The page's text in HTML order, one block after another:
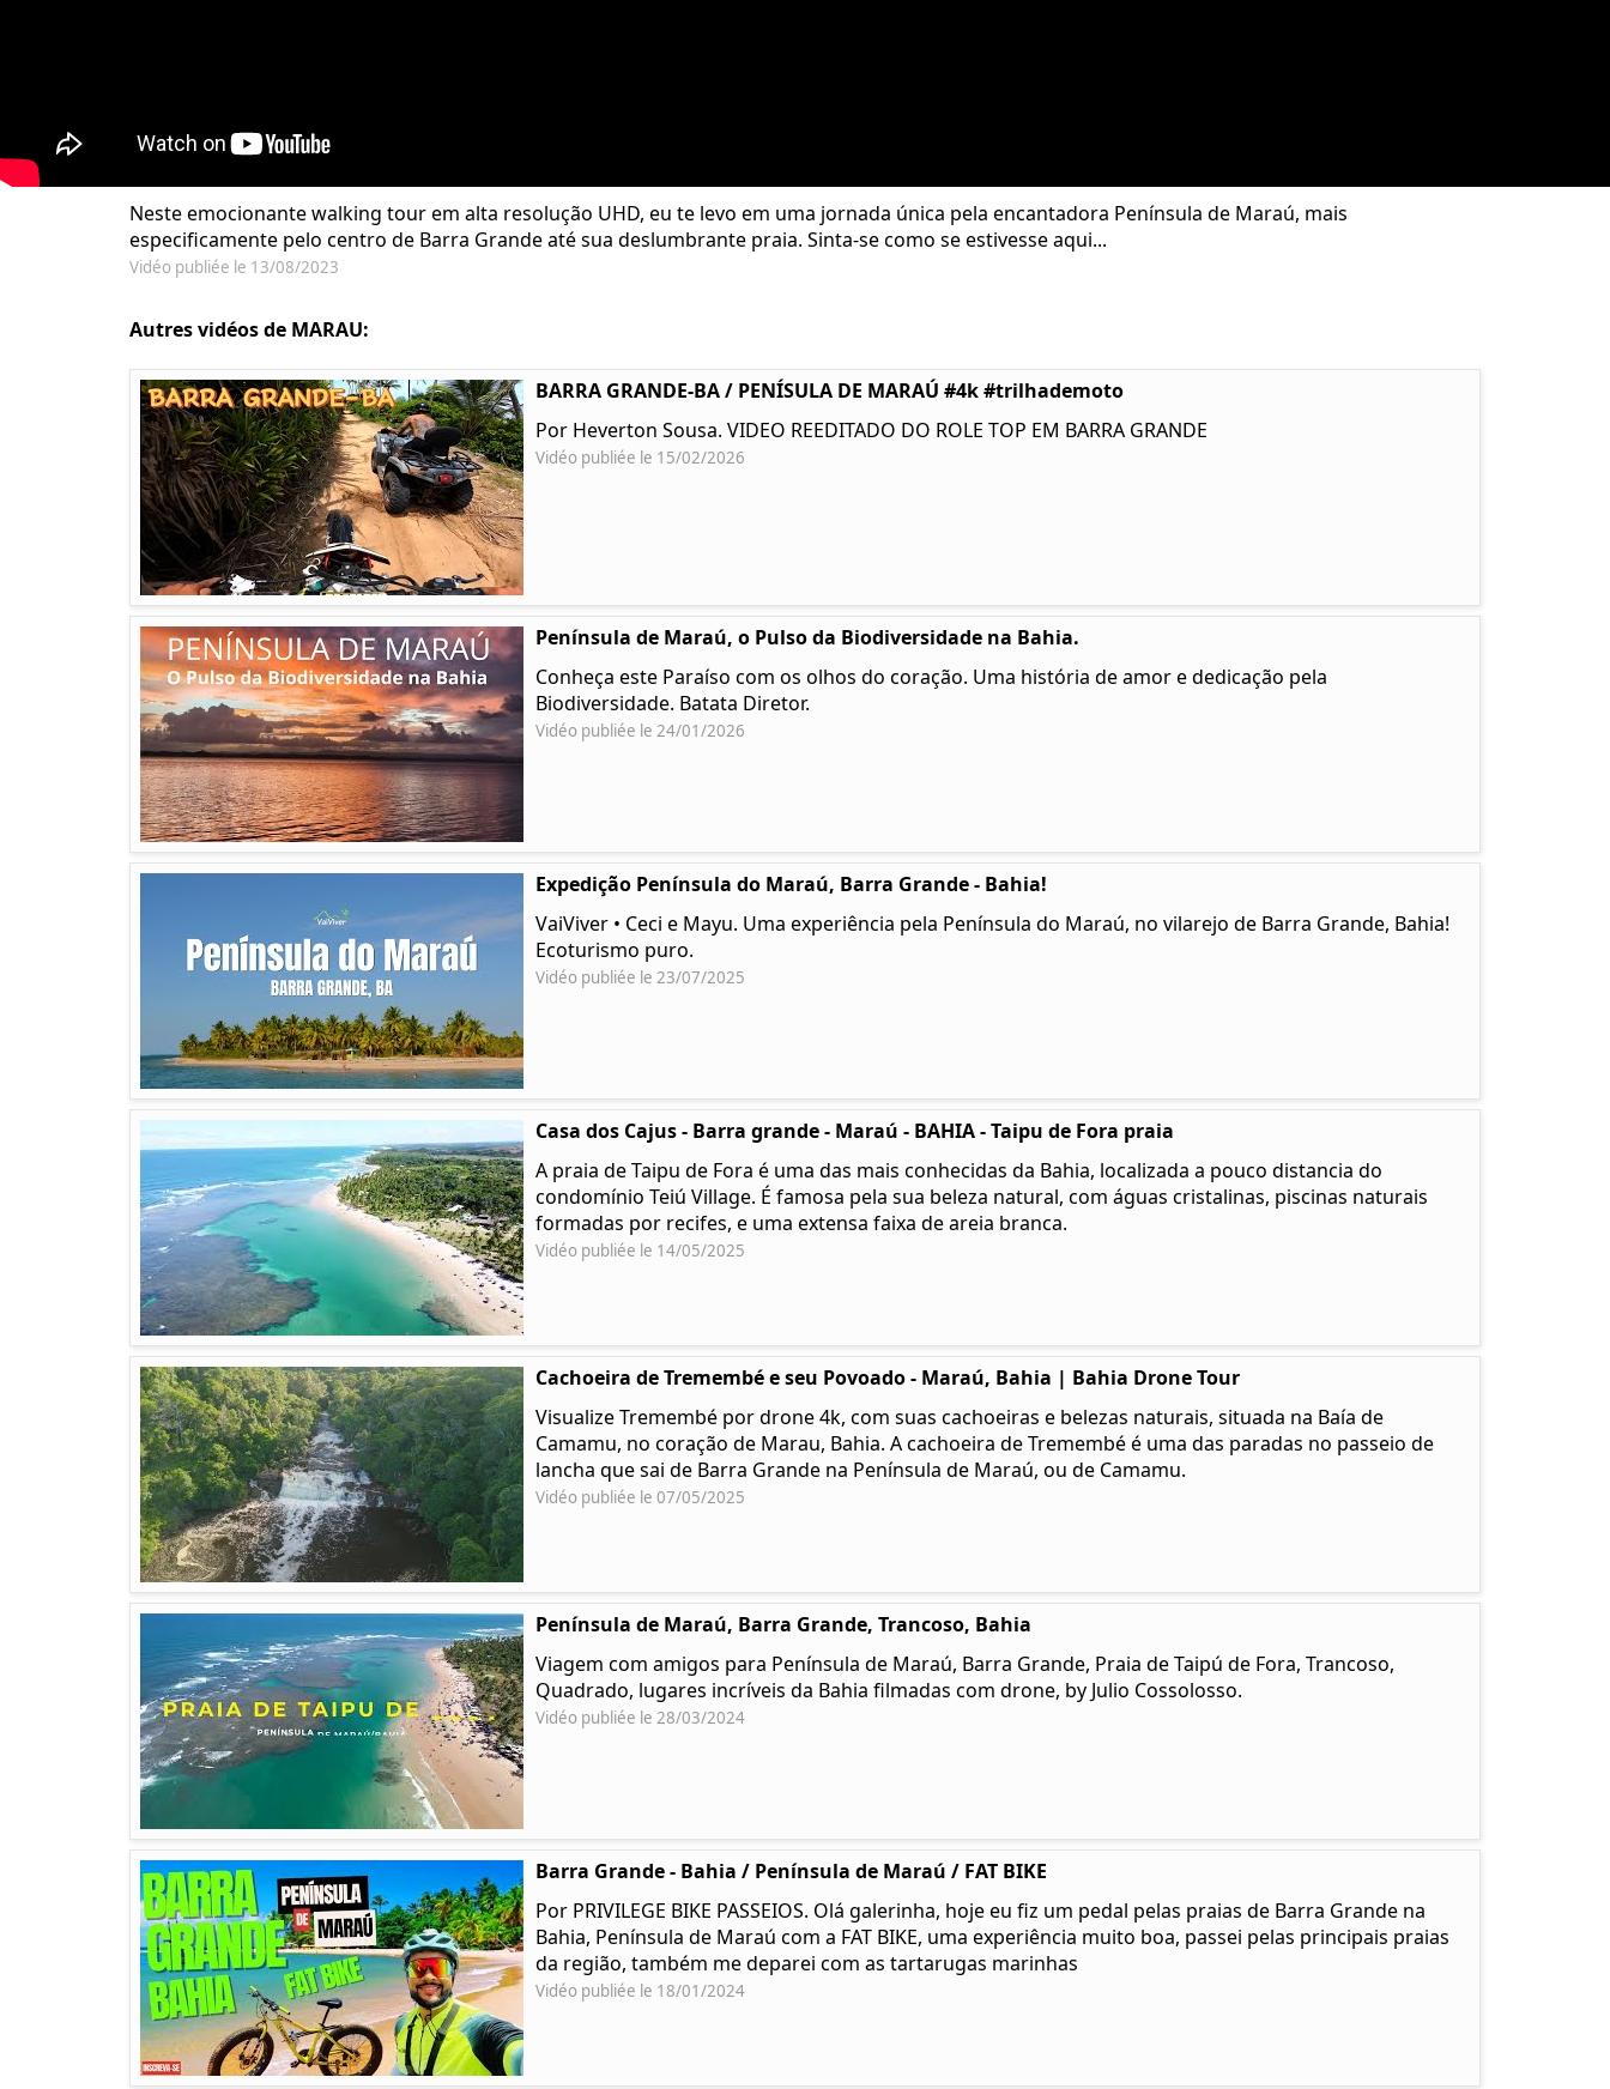
Neste emocionante walking tour em alta resolução UHD, eu te levo em uma jornada única pela encantadora Península de Maraú, mais
especificamente pelo centro de Barra Grande até sua deslumbrante praia. Sinta-se como se estivesse aqui...
Vidéo publiée le 13/08/2023
Autres vidéos de MARAU:
BARRA GRANDE-BA / PENÍSULA DE MARAÚ #4k #trilhademoto
Por Heverton Sousa. VIDEO REEDITADO DO ROLE TOP EM BARRA GRANDE
Vidéo publiée le 15/02/2026
Península de Maraú, o Pulso da Biodiversidade na Bahia.
Conheça este Paraíso com os olhos do coração. Uma história de amor e dedicação pela
Biodiversidade. Batata Diretor.
Vidéo publiée le 24/01/2026
Expedição Península do Maraú, Barra Grande - Bahia!
VaiViver • Ceci e Mayu. Uma experiência pela Península do Maraú, no vilarejo de Barra Grande, Bahia!
Ecoturismo puro.
Vidéo publiée le 23/07/2025
Casa dos Cajus - Barra grande - Maraú - BAHIA - Taipu de Fora praia
A praia de Taipu de Fora é uma das mais conhecidas da Bahia, localizada a pouco distancia do
condomínio Teiú Village. É famosa pela sua beleza natural, com águas cristalinas, piscinas naturais
formadas por recifes, e uma extensa faixa de areia branca.
Vidéo publiée le 14/05/2025
Cachoeira de Tremembé e seu Povoado - Maraú, Bahia | Bahia Drone Tour
Visualize Tremembé por drone 4k, com suas cachoeiras e belezas naturais, situada na Baía de
Camamu, no coração de Marau, Bahia. A cachoeira de Tremembé é uma das paradas no passeio de
lancha que sai de Barra Grande na Península de Maraú, ou de Camamu.
Vidéo publiée le 07/05/2025
Península de Maraú, Barra Grande, Trancoso, Bahia
Viagem com amigos para Península de Maraú, Barra Grande, Praia de Taipú de Fora, Trancoso,
Quadrado, lugares incríveis da Bahia filmadas com drone, by Julio Cossolosso.
Vidéo publiée le 28/03/2024
Barra Grande - Bahia / Península de Maraú / FAT BIKE
Por PRIVILEGE BIKE PASSEIOS. Olá galerinha, hoje eu fiz um pedal pelas praias de Barra Grande na
Bahia, Península de Maraú com a FAT BIKE, uma experiência muito boa, passei pelas principais praias
da região, também me deparei com as tartarugas marinhas
Vidéo publiée le 18/01/2024